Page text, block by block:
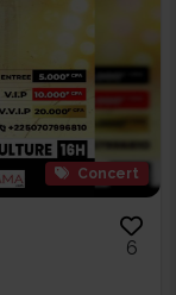
Concert
6